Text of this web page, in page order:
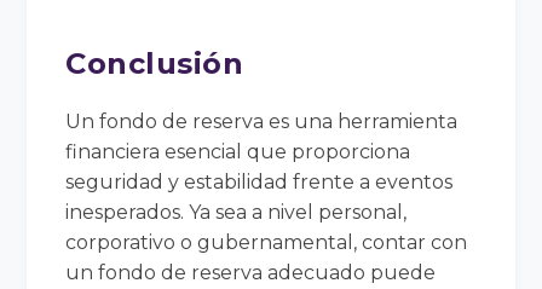
Conclusión
Un fondo de reserva es una herramienta
financiera esencial que proporciona
seguridad y estabilidad frente a eventos
inesperados. Ya sea a nivel personal,
corporativo o gubernamental, contar con
un fondo de reserva adecuado puede